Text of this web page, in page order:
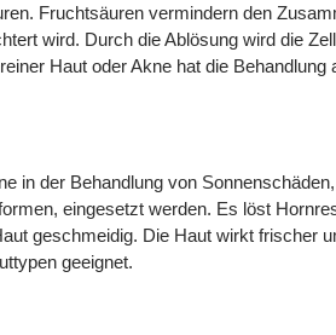
Fruchtsäuren vermindern den
wird. Durch die Ablösung wird die
Haut oder Akne hat die Behandlung
in der Behandlung von
eingesetzt werden. Es löst
geschmeidig. Die Haut wirkt frischer
geeignet.